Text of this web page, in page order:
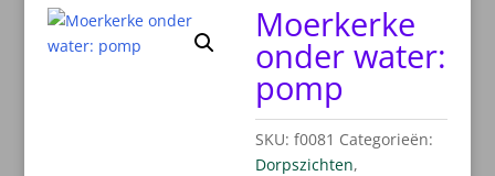
Moerkerke
onder water:
pomp
SKU:f0081 Categorieën:
Dorpszichten,